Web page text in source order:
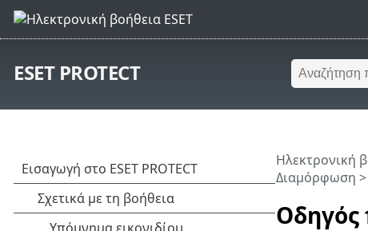
ESET PROTECT
Οδηγός
Ηλεκτρονική
Διαμόρφωση >